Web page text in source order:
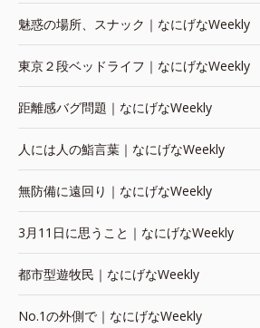
魅惑の場所、スナック｜なにげなWeekly
東京２段ベッドライフ｜なにげなWeekly
距離感バグ問題｜なにげなWeekly
人には人の鮨言葉｜なにげなWeekly
無防備に遠回り｜なにげなWeekly
3月11日に思うこと｜なにげなWeekly
都市型遊牧民｜なにげなWeekly
No.1の外側で｜なにげなWeekly